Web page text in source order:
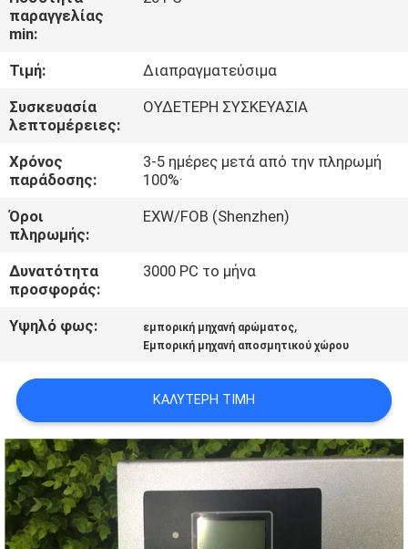
ΕΛΆΤΕ
ΣΕ
ΕΠΑΦΉ
ΜΕ
ΖΗΤΉΣΤΕ
ΈΝΑ
ΑΠΌΣΠΑΣΜΑ
ONLINE
SITEMAP
PRIVACY
POLICY
παραγγελίας
min:
Τιμή:
Διαπραγματεύσιμα
Συσκευασία
λεπτομέρειες:
ΟΥΔΕΤΕΡΗ ΣΥΣΚΕΥΑΣΙΑ
Χρόνος
παράδοσης:
3-5 ημέρες μετά από την πληρωμή
100%·
Όροι
πληρωμής:
EXW/FOB (Shenzhen)
Δυνατότητα
προσφοράς:
3000 PC το μήνα
Υψηλό φως: εμπορική μηχανή αρώματος,
Εμπορική μηχανή αποσμητικού χώρου
ΚΑΛΎΤΕΡΗ ΤΙΜΉ